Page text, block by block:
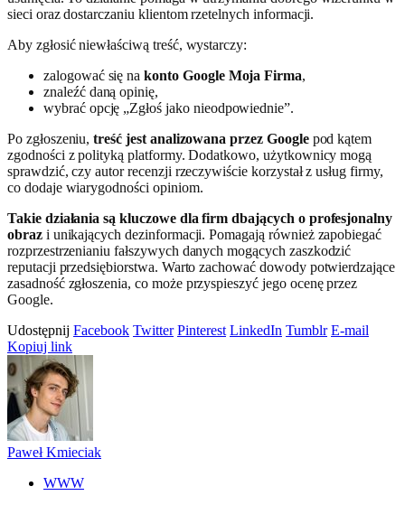
sieci oraz dostarczaniu klientom rzetelnych informacji.
Aby zgłosić niewłaściwą treść, wystarczy:
zalogować się nakonto Google Moja Firma,
znaleźć daną opinię,
wybrać opcję „Zgłoś jako nieodpowiednie”.
Po zgłoszeniu,treść jest analizowana przez Googlepod kątem
zgodności z polityką platformy. Dodatkowo, użytkownicy mogą
sprawdzić, czy autor recenzji rzeczywiście korzystał z usług firmy,
co dodaje wiarygodności opiniom.
Takie działania są kluczowe dla firm dbających o profesjonalny
obrazi unikających dezinformacji. Pomagają również zapobiegać
rozprzestrzenianiu fałszywych danych mogących zaszkodzić
reputacji przedsiębiorstwa. Warto zachować dowody potwierdzające
zasadność zgłoszenia, co może przyspieszyć jego ocenę przez
Google.
Udostępnij Facebook Twitter Pinterest LinkedIn Tumblr E-mail
Kopiuj link
Paweł Kmieciak
WWW